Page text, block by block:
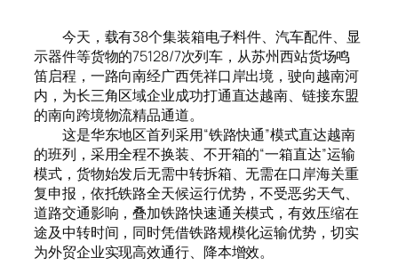
今天，载有38个集装箱电子料件、汽车配件、显
示器件等货物的75128/7次列车，从苏州西站货场鸣
笛启程，一路向南经广西凭祥口岸出境，驶向越南河
内，为长三角区域企业成功打通直达越南、链接东盟
的南向跨境物流精品通道。
这是华东地区首列采用“铁路快通”模式直达越南
的班列，采用全程不换装、不开箱的“一箱直达”运输
模式，货物始发后无需中转拆箱、无需在口岸海关重
复申报，依托铁路全天候运行优势，不受恶劣天气、
道路交通影响，叠加铁路快速通关模式，有效压缩在
途及中转时间，同时凭借铁路规模化运输优势，切实
为外贸企业实现高效通行、降本增效。